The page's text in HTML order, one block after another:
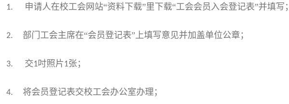
1. 申请人在校工会网站“资料下载”里下载“工会会员入会登记表”并填写；
2. 部门工会主席在“会员登记表”上填写意见并加盖单位公章；
3. 交1吋照片1张；
4. 将会员登记表交校工会办公室办理；